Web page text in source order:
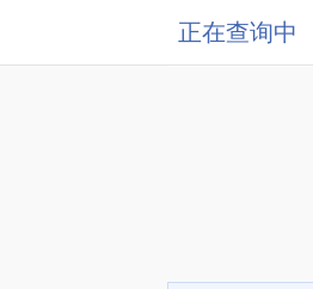
正在查询中